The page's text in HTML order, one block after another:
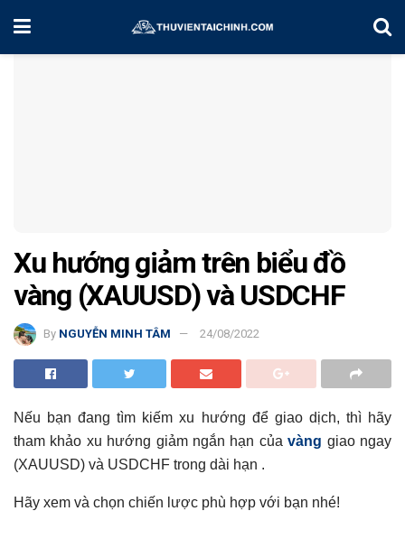
Home Chiến Lược Đầu Tư
Xu hướng giảm trên biểu đồ
vàng (XAUUSD) và USDCHF
By NGUYỄN MINH TÂM 24/08/2022
Nếu bạn đang tìm kiếm xu hướng để giao dịch, thì hãy
tham khảo xu hướng giảm ngắn hạn củavàng giao ngay
(XAUUSD) và USDCHF trong dài hạn .
Hãy xem và chọn chiến lược phù hợp với bạn nhé!